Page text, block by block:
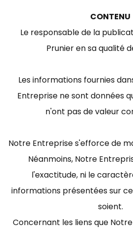
CONTENU
Le responsable de la
Prunier en sa qualité
Les informations fournies
Entreprise ne sont données
n'ont pas de valeur
Notre Entreprise s'efforce de
Néanmoins, Notre
l'exactitude, ni le
informations présentées sur
soient.
Concernant les liens que